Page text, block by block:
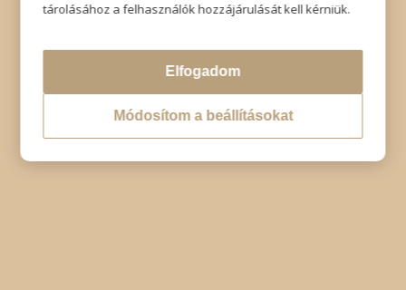
tárolásához a felhasználók hozzájárulását kell kérniük.
Elfogadom
Módosítom a beállításokat